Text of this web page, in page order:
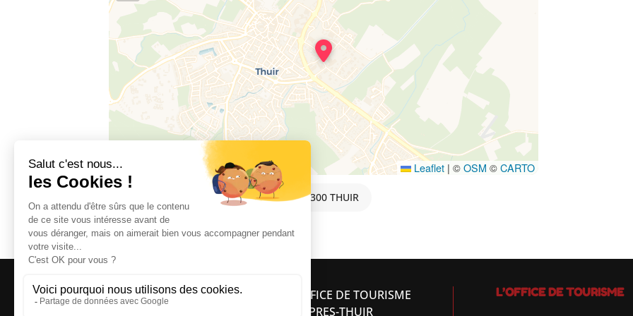
Leaflet | ©OSM ©CARTO
13 bis avenue de la Côte Vermeille, 66300 THUIR
OFFICE DE TOURISME
ASPRES-THUIR
L’OFFICE DE TOURISME